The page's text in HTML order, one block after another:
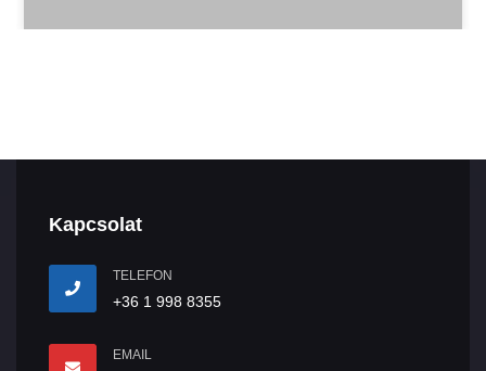
Kapcsolat
TELEFON
+36 1 998 8355
EMAIL